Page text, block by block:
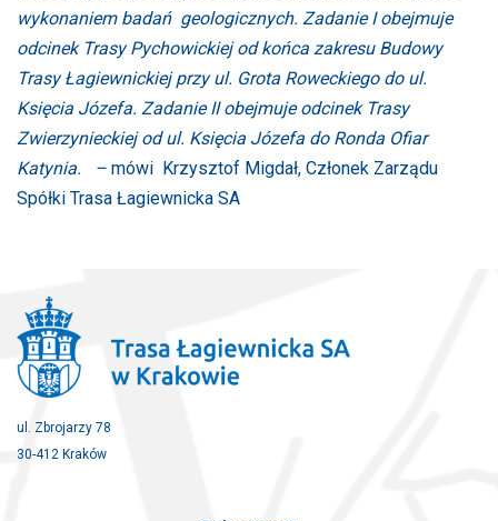
wykonaniem badań geologicznych. Zadanie I obejmuje
odcinek Trasy Pychowickiej od końca zakresu Budowy
Trasy Łagiewnickiej przy ul. Grota Roweckiego do ul.
Księcia Józefa. Zadanie II obejmuje odcinek Trasy
Zwierzynieckiej od ul. Księcia Józefa do Ronda Ofiar
Katynia.
– mówi Krzysztof Migdał, Członek Zarządu
Spółki Trasa Łagiewnicka SA
ul. Zbrojarzy 78
30-412 Kraków